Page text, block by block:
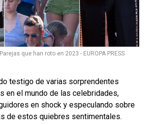
Parejas que han roto en 2023 - EUROPA PRESS
testigo de varias sorprendentes
en el mundo de las celebridades,
en shock y especulando sobre
de estos quiebres sentimentales.